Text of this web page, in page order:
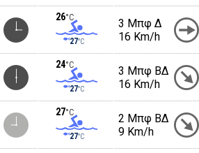
26°C
27°C
3 Μπφ Δ
16 Km/h
24°C
27°C
3 Μπφ ΒΔ
16 Km/h
27°C
27°C
2 Μπφ ΒΔ
9 Km/h